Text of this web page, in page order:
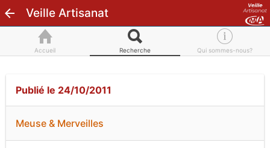
Veille Artisanat
Accueil Recherche Qui sommes-nous?
Publié le 24/10/2011
Meuse & Merveilles